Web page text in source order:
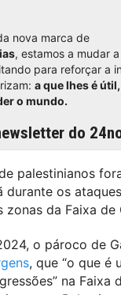
nova marca de
, estamos a mudar
para reforçar a
a que lhes é
o mundo.
do
palestinianos
durante os
zonas da Faixa de
o pároco de
, que “o que é
na Faixa